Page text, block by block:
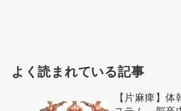
よく読まれている記事
【片麻痺】